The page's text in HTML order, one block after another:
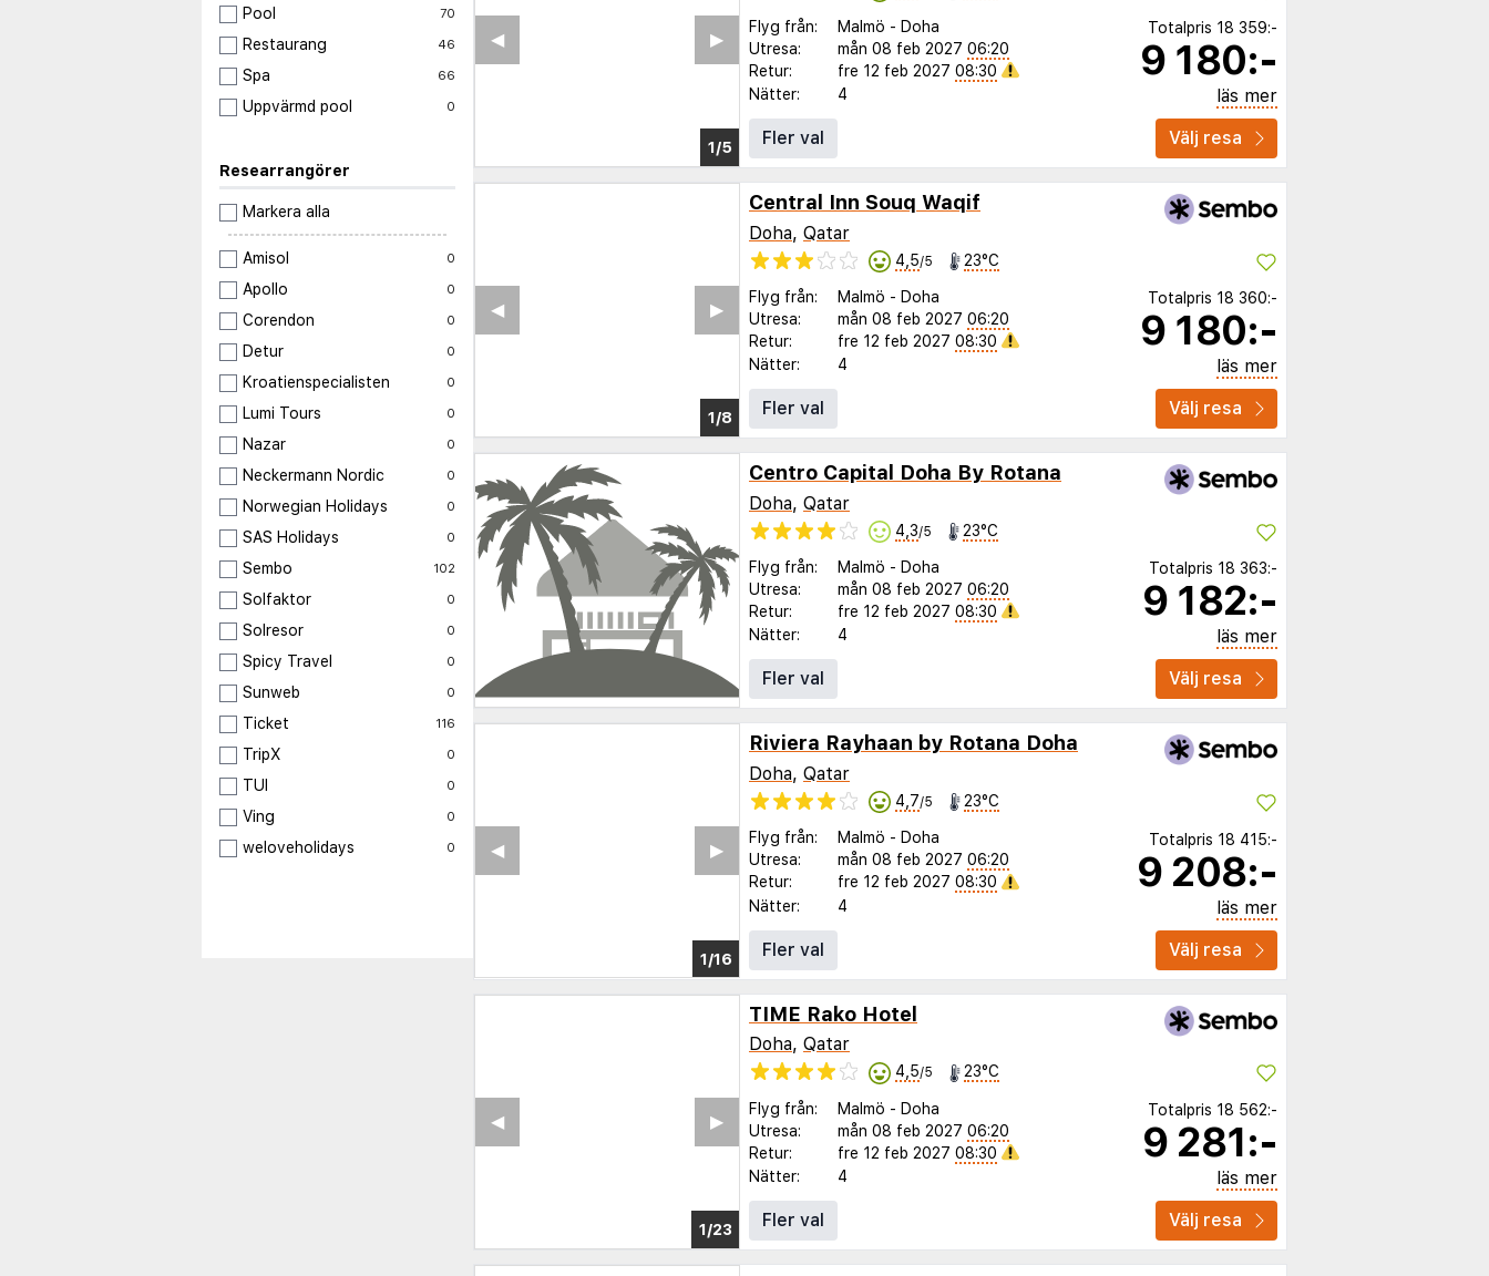
Pool 70
Restaurang 46
Spa 66
Uppvärmd pool 0
Researrangörer
Markera alla
Amisol 0
Apollo 0
Corendon 0
Detur 0
Kroatienspecialisten 0
Lumi Tours 0
Nazar 0
Neckermann Nordic 0
Norwegian Holidays 0
SAS Holidays 0
Sembo 102
Solfaktor 0
Solresor 0
Spicy Travel 0
Sunweb 0
Ticket 116
TripX 0
TUI 0
Ving 0
weloveholidays 0
Flyg från: Malmö - Doha
Utresa:
mån 08 feb 2027 06:20
Retur:
fre 12 feb 2027 08:30
Nätter:
4
Totalpris 18 359:-
9 180:-
läs mer
Fler val
Välj resa
1/4
▶︎
◀︎
Central Inn Souq Waqif
Doha, Qatar
4,5/5 23°C
Flyg från: Malmö - Doha
Utresa:
mån 08 feb 2027 06:20
Retur:
fre 12 feb 2027 08:30
Nätter:
4
Totalpris 18 360:-
9 180:-
läs mer
Fler val
Välj resa
Centro Capital Doha By Rotana
Doha, Qatar
4,3/5 23°C
Flyg från: Malmö - Doha
Utresa:
mån 08 feb 2027 06:20
Retur:
fre 12 feb 2027 08:30
Nätter:
4
Totalpris 18 363:-
9 182:-
läs mer
Fler val
Välj resa
1/11
▶︎
◀︎
Riviera Rayhaan by Rotana Doha
Doha, Qatar
4,7/5 23°C
Flyg från: Malmö - Doha
Utresa:
mån 08 feb 2027 06:20
Retur:
fre 12 feb 2027 08:30
Nätter:
4
Totalpris 18 415:-
9 208:-
läs mer
Fler val
Välj resa
1/19
▶︎
◀︎
TIME Rako Hotel
Doha, Qatar
4,5/5 23°C
Flyg från: Malmö - Doha
Utresa:
mån 08 feb 2027 06:20
Retur:
fre 12 feb 2027 08:30
Nätter:
4
Totalpris 18 562:-
9 281:-
läs mer
Fler val
Välj resa